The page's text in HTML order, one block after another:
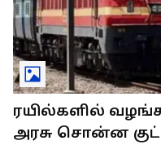
ரயில்களில்
அரசு சொன்ன குட்